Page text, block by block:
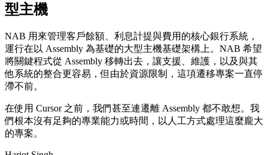
型主機
NAB 用來管理客戶餘額、利息計提與費用的核心銀行系統，
運行在以 Assembly 為基礎的大型主機基礎架構上。NAB 希望
將關鍵程式從 Assembly 移轉出去，讓支援、維護，以及與其
他系統的整合更容易，但由於資源限制，這項遷移專案一直停
滯不前。
在使用 Cursor 之前，我們甚至連遷離 Assembly 都不敢想。我
們根本沒有足夠的專業能力或時間，以人工方式處理這麼龐大
的專案。